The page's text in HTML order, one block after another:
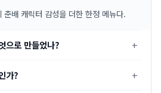
춘배 캐릭터 감성을 더한 한정 메뉴다.
으로 만들었나?
가?